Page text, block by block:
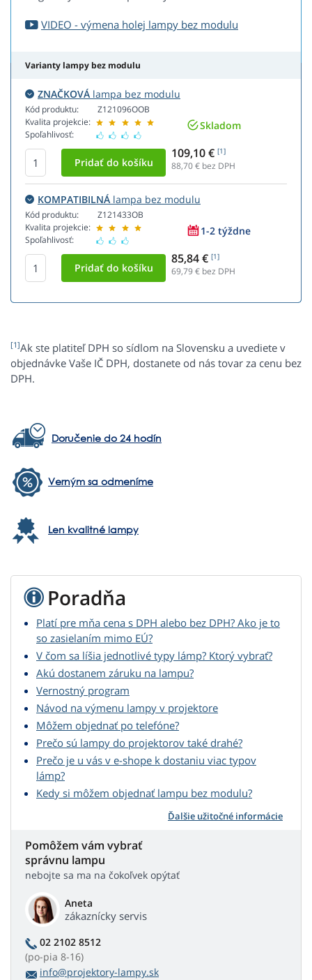
VIDEO - výmena holej lampy bez modulu
Varianty lampy bez modulu
ZNAČKOVÁ lampa bez modulu
Kód produktu:
Kvalita projekcie:
Spoľahlivosť:
Z121096OOB
Skladom
109,10 € [1]
88,70€ bez DPH
KOMPATIBILNÁ lampa bez modulu
Kód produktu:
Kvalita projekcie:
Spoľahlivosť:
Z121433OB
1-2 týždne
85,84 € [1]
69,79€ bez DPH
[1]Ak ste platiteľ DPH so sídlom na Slovensku a uvediete v
objednávke Vaše IČ DPH, dostanete od nás tovar za cenu bez
DPH.
Doručenie do 24 hodín
Verným sa odmeníme
Len kvalitné lampy
Poradňa
Platí pre mňa cena s DPH alebo bez DPH? Ako je to
so zasielaním mimo EÚ?
V čom sa líšia jednotlivé typy lámp? Ktorý vybrať?
Akú dostanem záruku na lampu?
Vernostný program
Návod na výmenu lampy v projektore
Môžem objednať po telefóne?
Prečo sú lampy do projektorov také drahé?
Prečo je u vás v e-shope k dostaniu viac typov
lámp?
Kedy si môžem objednať lampu bez modulu?
Ďalšie užitočné informácie
Pomôžem vám vybrať
správnu lampu
nebojte sa ma na čokoľvek opýtať
Aneta
zákaznícky servis
02 2102 8512
(po-pia 8-16)
info@projektory-lampy.sk